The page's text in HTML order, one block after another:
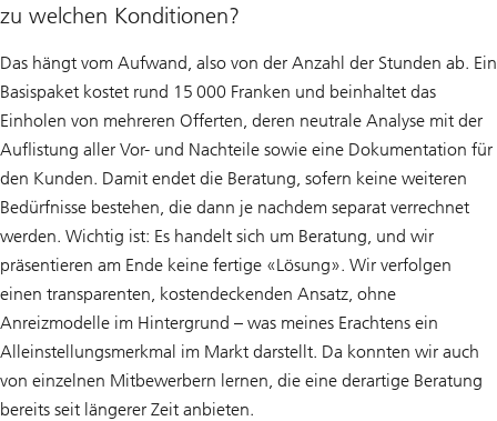
zu welchen Konditionen?
Das hängt vom Aufwand, also von der Anzahl der Stunden ab. Ein
Basispaket kostet rund 15 000 Franken und beinhaltet das
Einholen von mehreren Offerten, deren neutrale Analyse mit der
Auflistung aller Vor- und Nachteile sowie eine Dokumentation für
den Kunden. Damit endet die Beratung, sofern keine weiteren
Bedürfnisse bestehen, die dann je nachdem separat verrechnet
werden. Wichtig ist: Es handelt sich um Beratung, und wir
präsentieren am Ende keine fertige «Lösung». Wir verfolgen
einen transparenten, kostendeckenden Ansatz, ohne
Anreizmodelle im Hintergrund – was meines Erachtens ein
Alleinstellungsmerkmal im Markt darstellt. Da konnten wir auch
von einzelnen Mitbewerbern lernen, die eine derartige Beratung
bereits seit längerer Zeit anbieten.